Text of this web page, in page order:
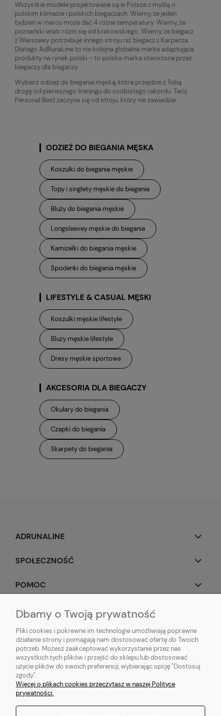
Wszystkie modele projektowane są w Polsce z myślą o
polskim klimacie i polskich biegaczach. Wiemy, że jeden
tydzień w marcu może dać 4 różne temperatury. Wiemy, że
poznański wiatr różni się od krakowskiego. Wiemy, że biegacz
z Warszawy potrzebuje innego stroju niż biegacz z Karpacza.
Dlatego AdRunaLine to nie kolejna globalna marka adaptująca
produkty na rynek polski – to polska marka stworzona przez
biegaczy dla biegaczy.
Wybierz odzież do biegania męską, która przejdzie z Tobą
drogę od pierwszego treningu do osobistego rekordu. Twój
Personal Best zaczyna się od stroju, który nie zawiedzie.
ODZIEŻ DO BIEGANIA MĘSKA
Koszulki do biegania męskie
Topy i singlety męskie do biegania
Bluzy do biegania męskie
Longsleevey męskie do biegania
Kamizelki do biegania męskie
Spodenki do biegania męskie
LIFESTYLE & CASUAL MĘSKI
Koszulki męskie lifestyle
Bluzy męskie lifestyle
Dresy męskie sportowe
AKCESORIA DLA BIEGACZY
Okulary do biegania
Czapki do biegania
Skarpety do biegania
ADRUNALINE
SPOŁECZNOŚĆ
POMOC
OBSERWUJ NAS
Popularne produkty:Koszulki do biegania|Topy do biegania|Bluzy do
biegania| Longsleeve do biegania|Kurtki do biegania|Kamizelki do
biegania| Legginsy do biegania
Dbamy o Twoją prywatność
Pliki cookies i pokrewne im technologie umożliwiają poprawne
działanie strony i pomagają nam dostosować ofertę do Twoich
potrzeb. Możesz zaakceptować wykorzystanie przez nas
wszystkich tych plików i przejść do sklepu lub dostosować
użycie plików do swoich preferencji, wybierając opcję "Dostosuj
zgody".
Więcej o plikach cookies przeczytasz w naszej Polityce
prywatności.